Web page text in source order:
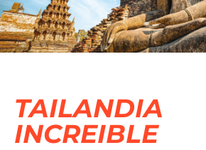
TAILANDIA
INCREIBLE